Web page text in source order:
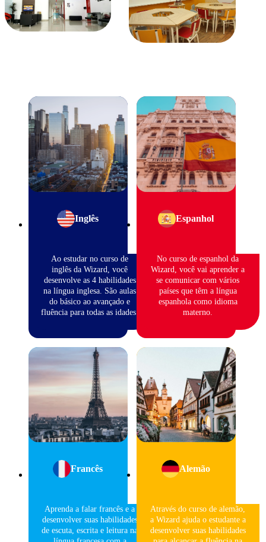
Inglês
Ao estudar no curso de
inglês da Wizard, você
desenvolve as 4 habilidades
na língua inglesa. São aulas
do básico ao avançado e
fluência para todas as idades.
Espanhol
No curso de espanhol da
Wizard, você vai aprender a
se comunicar com vários
países que têm a língua
espanhola como idioma
materno.
Francês
Aprenda a falar francês e a
desenvolver suas habilidades
de escuta, escrita e leitura na
Alemão
Através do curso de alemão,
a Wizard ajuda o estudante a
desenvolver suas habilidades